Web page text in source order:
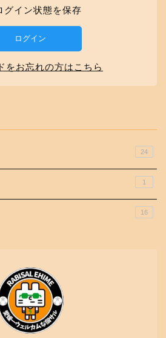
グイン状態を保存
をお忘れの方はこちら
24
1
16